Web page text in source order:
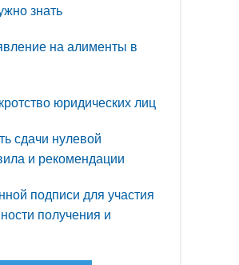
знать
на алименты в
юридических лиц
сдачи нулевой
и рекомендации
подписи для участия
получения и